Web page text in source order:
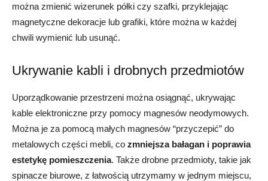
można zmienić wizerunek półki czy szafki, przyklejając
magnetyczne dekoracje lub grafiki, które można w każdej
chwili wymienić lub usunąć.
Ukrywanie kabli i drobnych przedmiotów
Uporządkowanie przestrzeni można osiągnąć, ukrywając
kable elektroniczne przy pomocy magnesów neodymowych.
Można je za pomocą małych magnesów “przyczepić” do
metalowych części mebli, co zmniejsza bałagan i poprawia
estetykę pomieszczenia. Także drobne przedmioty, takie jak
spinacze biurowe, z łatwością utrzymamy w jednym miejscu,